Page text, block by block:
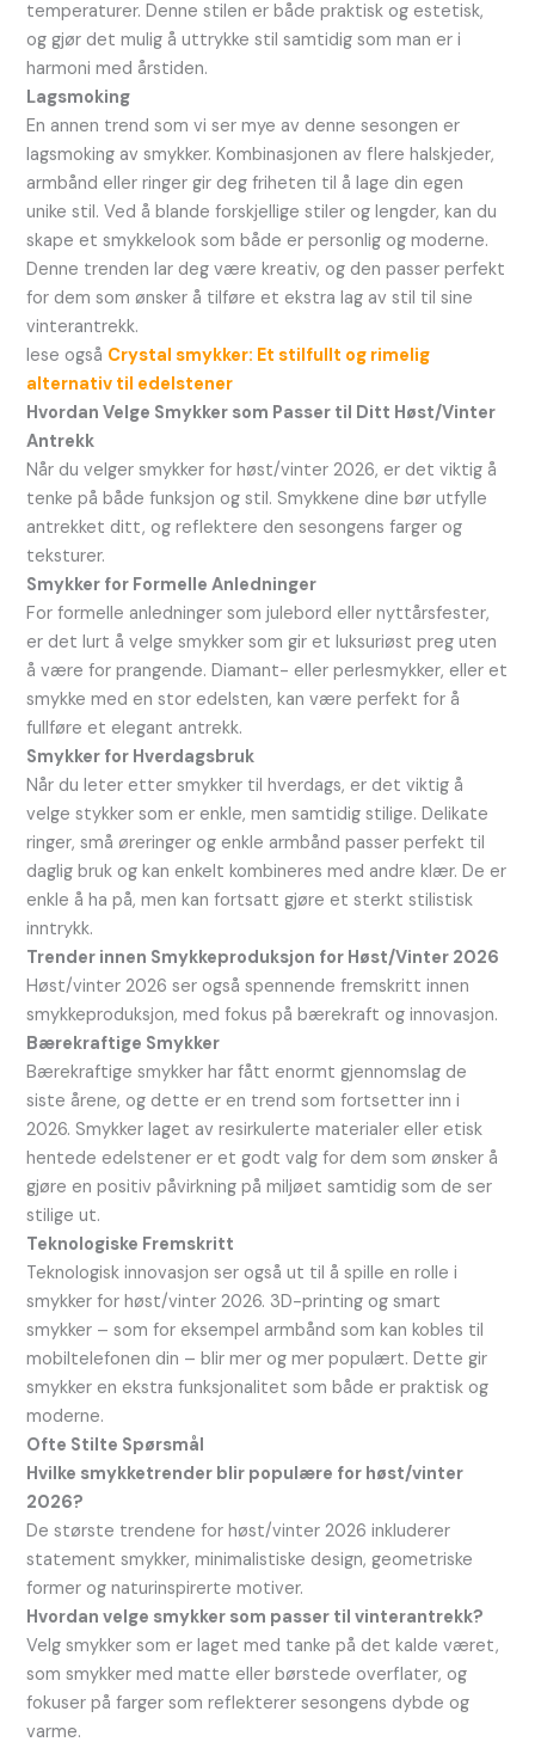
temperaturer. Denne stilen er både praktisk og estetisk,
og gjør det mulig å uttrykke stil samtidig som man er i
harmoni med årstiden.
Lagsmoking
En annen trend som vi ser mye av denne sesongen er
lagsmoking av smykker. Kombinasjonen av flere halskjeder,
armbånd eller ringer gir deg friheten til å lage din egen
unike stil. Ved å blande forskjellige stiler og lengder, kan du
skape et smykkelook som både er personlig og moderne.
Denne trenden lar deg være kreativ, og den passer perfekt
for dem som ønsker å tilføre et ekstra lag av stil til sine
vinterantrekk.
lese også Crystal smykker: Et stilfullt og rimelig
alternativ til edelstener
Hvordan Velge Smykker som Passer til Ditt Høst/Vinter
Antrekk
Når du velger smykker for høst/vinter 2026, er det viktig å
tenke på både funksjon og stil. Smykkene dine bør utfylle
antrekket ditt, og reflektere den sesongens farger og
teksturer.
Smykker for Formelle Anledninger
For formelle anledninger som julebord eller nyttårsfester,
er det lurt å velge smykker som gir et luksuriøst preg uten
å være for prangende. Diamant- eller perlesmykker, eller et
smykke med en stor edelsten, kan være perfekt for å
fullføre et elegant antrekk.
Smykker for Hverdagsbruk
Når du leter etter smykker til hverdags, er det viktig å
velge stykker som er enkle, men samtidig stilige. Delikate
ringer, små øreringer og enkle armbånd passer perfekt til
daglig bruk og kan enkelt kombineres med andre klær. De er
enkle å ha på, men kan fortsatt gjøre et sterkt stilistisk
inntrykk.
Trender innen Smykkeproduksjon for Høst/Vinter 2026
Høst/vinter 2026 ser også spennende fremskritt innen
smykkeproduksjon, med fokus på bærekraft og innovasjon.
Bærekraftige Smykker
Bærekraftige smykker har fått enormt gjennomslag de
siste årene, og dette er en trend som fortsetter inn i
2026. Smykker laget av resirkulerte materialer eller etisk
hentede edelstener er et godt valg for dem som ønsker å
gjøre en positiv påvirkning på miljøet samtidig som de ser
stilige ut.
Teknologiske Fremskritt
Teknologisk innovasjon ser også ut til å spille en rolle i
smykker for høst/vinter 2026. 3D-printing og smart
smykker – som for eksempel armbånd som kan kobles til
mobiltelefonen din – blir mer og mer populært. Dette gir
smykker en ekstra funksjonalitet som både er praktisk og
moderne.
Ofte Stilte Spørsmål
Hvilke smykketrender blir populære for høst/vinter
2026?
De største trendene for høst/vinter 2026 inkluderer
statement smykker, minimalistiske design, geometriske
former og naturinspirerte motiver.
Hvordan velge smykker som passer til vinterantrekk?
Velg smykker som er laget med tanke på det kalde været,
som smykker med matte eller børstede overflater, og
fokuser på farger som reflekterer sesongens dybde og
varme.